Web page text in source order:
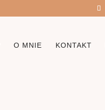
O MNIE KONTAKT